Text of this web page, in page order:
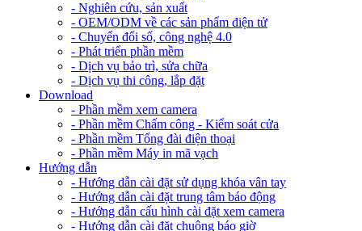
- Nghiên cứu, sản xuất
- OEM/ODM về các sản phẩm điện tử
- Chuyển đổi số, công nghệ 4.0
- Phát triển phần mềm
- Dịch vụ bảo trì, sửa chữa
- Dịch vụ thi công, lắp đặt
Download
- Phần mềm xem camera
- Phần mềm Chấm công - Kiểm soát cửa
- Phần mềm Tổng đài điện thoại
- Phần mềm Máy in mã vạch
Hướng dẫn
- Hướng dẫn cài đặt sử dụng khóa vân tay
- Hướng dẫn cài đặt trung tâm báo động
- Hướng dẫn cấu hình cài đặt xem camera
- Hướng dẫn cài đặt chuông báo giờ